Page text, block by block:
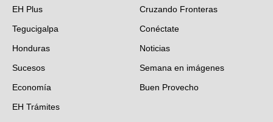
EH Plus
Tegucigalpa
Honduras
Sucesos
Economía
EH Trámites
Cruzando Fronteras
Conéctate
Noticias
Semana en imágenes
Buen Provecho